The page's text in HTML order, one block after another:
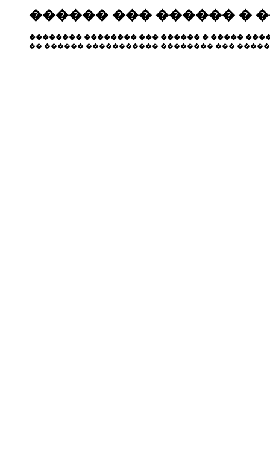
������ ��� ������ �
�������� �������� ��� ������ � �����
�� ������ ����������� �������� ���